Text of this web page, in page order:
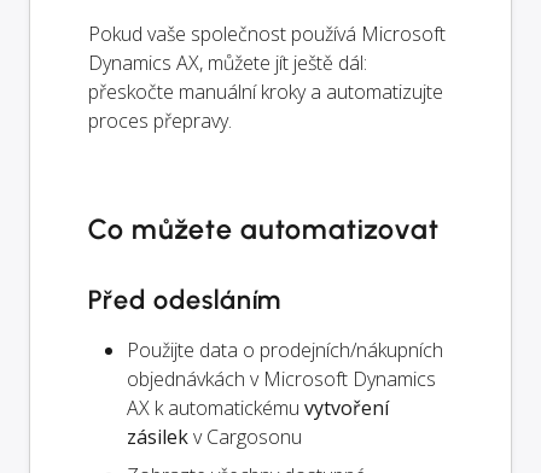
Pokud vaše společnost používá Microsoft
Dynamics AX, můžete jít ještě dál:
přeskočte manuální kroky a automatizujte
proces přepravy.
Co můžete automatizovat
Před odesláním
Použijte data o prodejních/nákupních
objednávkách v Microsoft Dynamics
AX k automatickému vytvoření
zásilekv Cargosonu